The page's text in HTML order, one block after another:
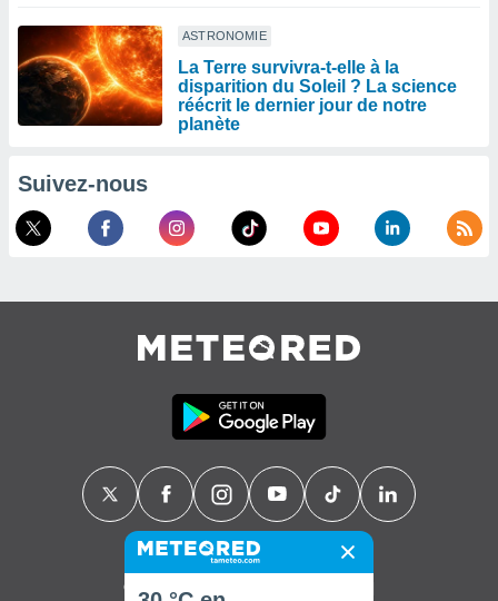
ASTRONOMIE
La Terre survivra-t-elle à la
disparition du Soleil ? La science
réécrit le dernier jour de notre
planète
Suivez-nous
Contact